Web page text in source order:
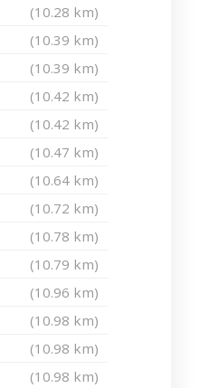
(10.28 km)
(10.39 km)
(10.39 km)
(10.42 km)
(10.42 km)
(10.47 km)
(10.64 km)
(10.72 km)
(10.78 km)
(10.79 km)
(10.96 km)
(10.98 km)
(10.98 km)
(10.98 km)